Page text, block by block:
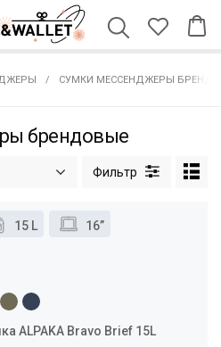
СУМКИ МЕССЕНДЖЕРЫ
брендовые
15 L 16”
ALPAKA Bravo Brief 15L